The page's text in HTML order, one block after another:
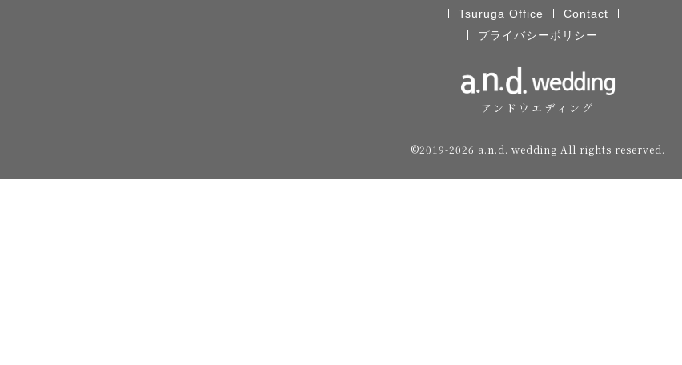
Tsuruga Office
Contact
プライバシーポリシー
アンドウエディング
©️2019-2026 a.n.d. wedding All rights reserved.